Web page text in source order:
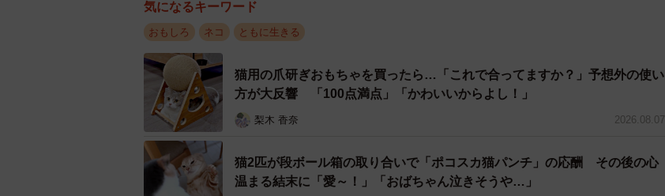
「好きなんだと思います。私が気付いてから30秒くらいはこの体勢のまま寝ていました」
気になるキーワード
おもしろ ネコ ともに生きる
猫用の爪研ぎおもちゃを買ったら…「これで合ってますか？」予想外の使い
方が大反響 「100点満点」「かわいいからよし！」
梨木 香奈 2026.08.07
猫2匹が段ボール箱の取り合いで「ポコスカ猫パンチ」の応酬 その後の心
温まる結末に「愛～！」「おばちゃん泣きそうや…」